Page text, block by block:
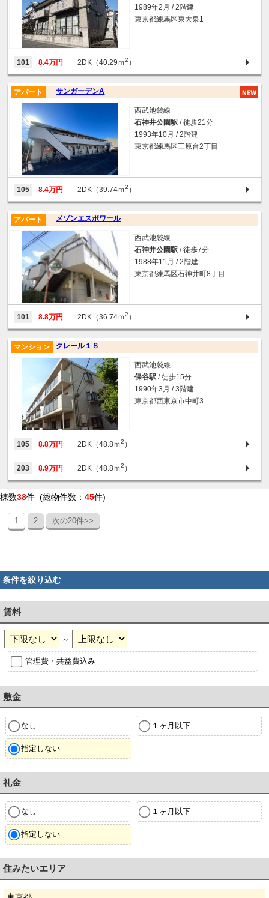
1989年2月 / 2階建
東京都練馬区東大泉1
101 8.4万円 2DK（40.29ｍ2 ）
サンガーデンA
アパート
西武池袋線
石神井公園駅 / 徒歩21分
1993年10月 / 2階建
東京都練馬区三原台2丁目
105 8.4万円 2DK（39.74ｍ2 ）
メゾンエスポワール
アパート
西武池袋線
石神井公園駅 / 徒歩7分
1988年11月 / 2階建
東京都練馬区石神井町8丁目
101 8.8万円 2DK（36.74ｍ2 ）
クレール１８
マンション
西武池袋線
保谷駅 / 徒歩15分
1990年3月 / 3階建
東京都西東京市中町3
105 8.8万円 2DK（48.8ｍ2 ）
203 8.9万円 2DK（48.8ｍ2 ）
棟数38件 (総物件数： 45件)
1 2 次の20件>>
条件を絞り込む
賃料
～
管理費・共益費込み
敷金
なし １ヶ月以下
指定しない
礼金
なし １ヶ月以下
指定しない
住みたいエリア